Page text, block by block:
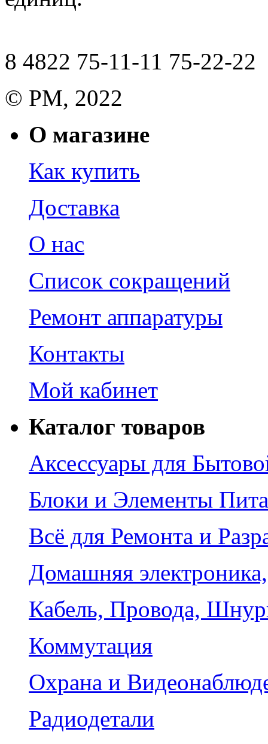
8 4822 75-11-11 75-22-22
© РМ, 2022
О магазине
Как купить
Доставка
О нас
Список сокращений
Ремонт аппаратуры
Контакты
Мой кабинет
Каталог товаров
Аксессуары для
Блоки и Элементы
Всё для Ремонта и
Домашняя
Кабель, Провода,
Коммутация
Охрана и
Радиодетали